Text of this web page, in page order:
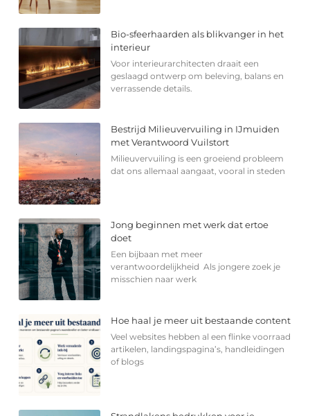
Bio-sfeerhaarden als blikvanger in het
interieur
Voor interieurarchitecten draait een
geslaagd ontwerp om beleving, balans en
verrassende details.
Bestrijd Milieuvervuiling in IJmuiden
met Verantwoord Vuilstort
Milieuvervuiling is een groeiend probleem
dat ons allemaal aangaat, vooral in steden
Jong beginnen met werk dat ertoe
doet
Een bijbaan met meer
verantwoordelijkheid Als jongere zoek je
misschien naar werk
Hoe haal je meer uit bestaande content
Veel websites hebben al een flinke voorraad
artikelen, landingspagina’s, handleidingen
of blogs